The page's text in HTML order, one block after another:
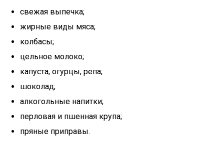
свежая выпечка;
жирные виды мяса;
колбасы;
цельное молоко;
капуста, огурцы, репа;
шоколад;
алкогольные напитки;
перловая и пшенная крупа;
пряные приправы.